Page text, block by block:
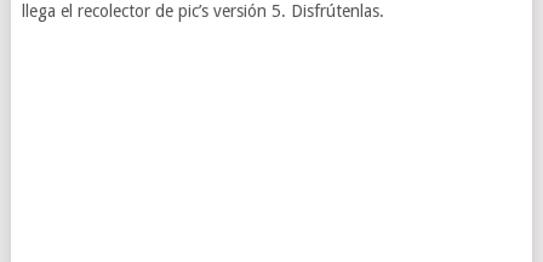
llega el recolector de pic’s versión 5. Disfrútenlas.